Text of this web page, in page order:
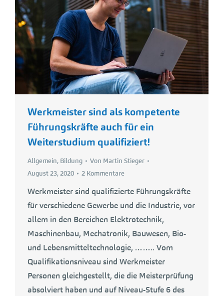
Werkmeister sind als kompetente
Führungskräfte auch für ein
Weiterstudium qualifiziert!
Allgemein, Bildung Von Martin Stieger
August 23, 2020
2 Kommentare
Werkmeister sind qualifizierte Führungskräfte
für verschiedene Gewerbe und die Industrie, vor
allem in den Bereichen Elektrotechnik,
Maschinenbau, Mechatronik, Bauwesen, Bio-
und Lebensmitteltechnologie, …….. Vom
Qualifikationsniveau sind Werkmeister
Personen gleichgestellt, die die Meisterprüfung
absolviert haben und auf Niveau-Stufe 6 des